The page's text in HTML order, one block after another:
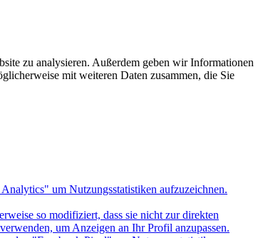
zu analysieren. Außerdem geben wir Informationen
mit weiteren Daten zusammen, die Sie
um Nutzungsstatistiken aufzuzeichnen.
so modifiziert, dass sie nicht zur direkten
um Anzeigen an Ihr Profil anzupassen.